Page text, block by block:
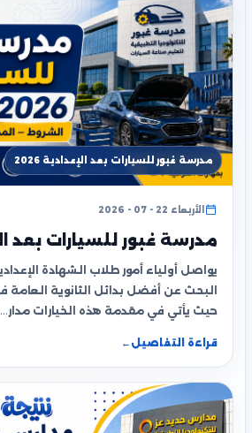
مدرسة غبور للسيارات بعد الإعدادية 2026
الأربعاء 22 - 07 - 2026
مدرسة غبور للسيارات بعد
يواصل أولياء أمور طلاب الشهادة
البحث عن أفضل بدائل الثانوية العامة
حيث يأتي في مقدمة هذه الخيارات مدار…
قراءة التفاصيل ←